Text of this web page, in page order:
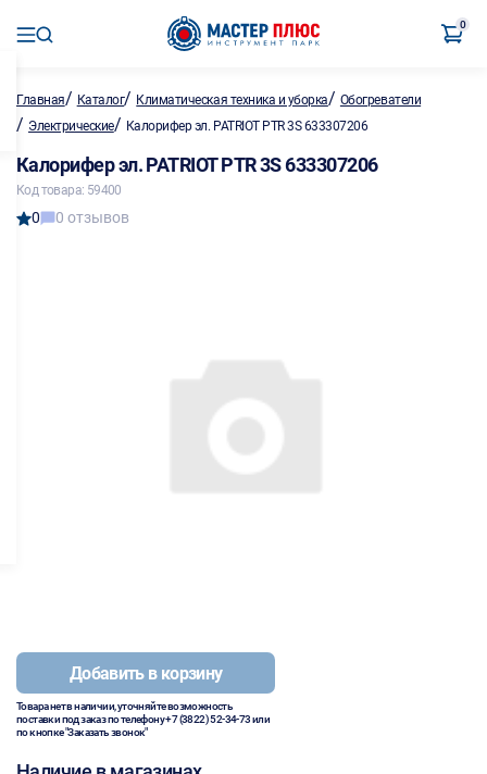
0
Главная/ Каталог/ Климатическая техника и уборка/ Обогреватели
/ Электрические/ Калорифер эл. PATRIOT PTR 3S 633307206
Калорифер эл. PATRIOT PTR 3S 633307206
Код товара: 59400
0 0 отзывов
Добавить в корзину
Товара нет в наличии, уточняйте возможность
поставки под заказ по телефону+7 (3822) 52-34-73или
по кнопке "Заказать звонок"